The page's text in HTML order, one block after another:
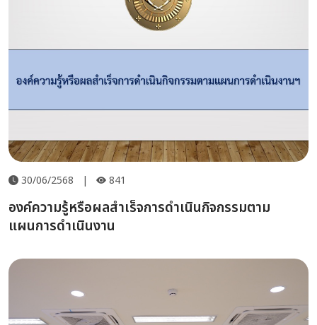
30/06/2568 | 841
องค์ความรู้หรือผลสำเร็จการดำเนินกิจกรรมตาม
แผนการดำเนินงาน